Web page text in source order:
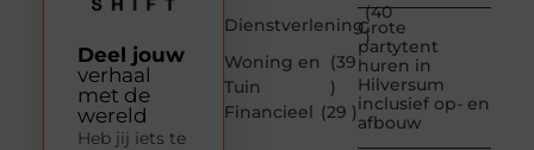
Dienstverlening
(40
)
Woning en
Tuin
(39
)
Financieel (29 )
Grote
partytent
huren in
Hilversum
inclusief op- en
afbouw
Deel jouw
verhaal
met de
wereld
Heb jij iets te